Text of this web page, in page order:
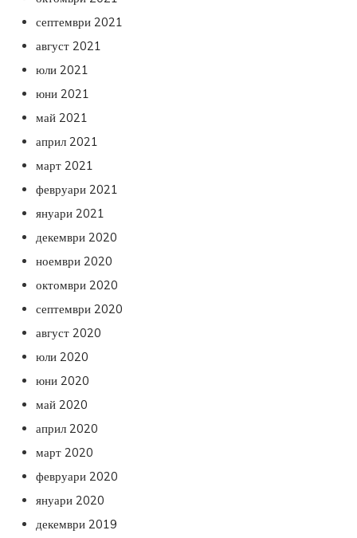
септември 2021
август 2021
юли 2021
юни 2021
май 2021
април 2021
март 2021
февруари 2021
януари 2021
декември 2020
ноември 2020
октомври 2020
септември 2020
август 2020
юли 2020
юни 2020
май 2020
април 2020
март 2020
февруари 2020
януари 2020
декември 2019